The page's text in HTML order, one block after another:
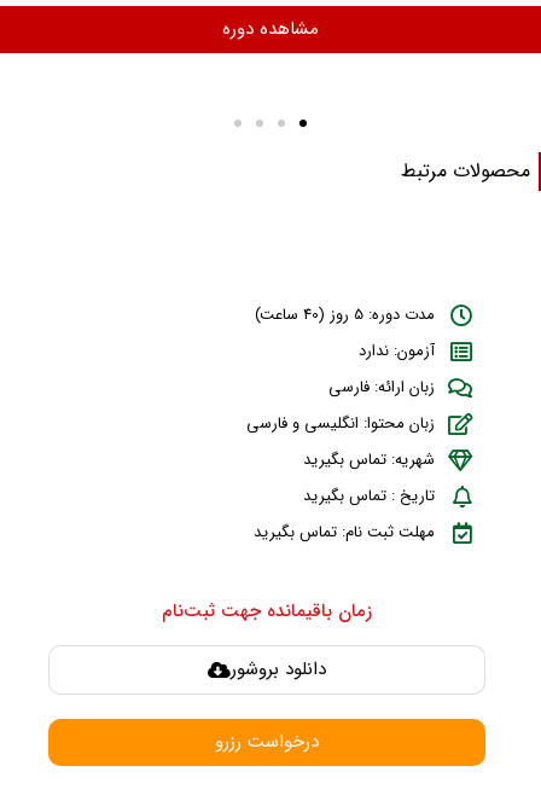
مرتبط
مدت دوره: 5 روز (40 ساعت)
آزمون: ندارد
زبان ارائه: فارسی
زبان محتوا: انگلیسی و فارسی
شهریه: تماس بگیرید
تاریخ : تماس بگیرید
مهلت ثبت نام: تماس بگیرید
زمان باقیمانده جهت ثبت‌نام
دانلود بروشور
درخواست رزرو